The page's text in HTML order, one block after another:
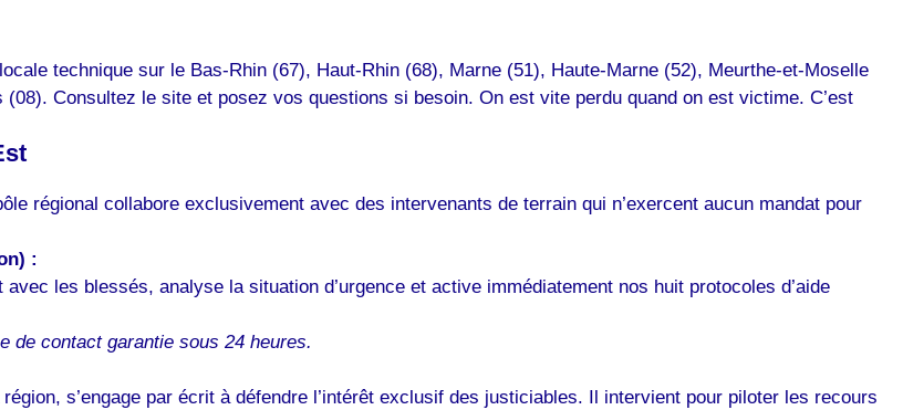
technique sur le Bas-Rhin (67), Haut-Rhin (68), Marne (51), Haute-Marne (52), Meurthe-et-Moselle
Consultez le site et posez vos questions si besoin. On est vite perdu quand on est victime. C’est
régional collabore exclusivement avec des intervenants de terrain qui n’exercent aucun mandat pour
:
les blessés, analyse la situation d’urgence et active immédiatement nos huit protocoles d’aide
de contact garantie sous 24 heures.
s’engage par écrit à défendre l’intérêt exclusif des justiciables. Il intervient pour piloter les recours